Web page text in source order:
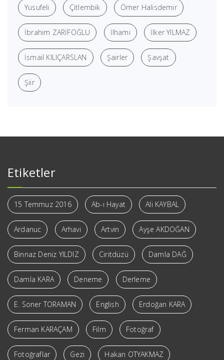
Yusufeli Çitlembik Ömer Halisdemir
İbrahim ZARİFOĞLU İlhami İlker YILMAZ
İsmail KILIÇARSLAN Şairler Şavşat
Şiir
Etiketler
15 Temmuz 2016 Ab-ı Hayat Ali KAYBAL
Ardanuc Arhavi Artvin Ayşe AKDOĞAN
Binnaz Deniz YILDIZ Ciritdüzü Damla DAĞ
Damla KARA Deneme Derleme
E. Soner TORAMAN English Erdoğan KARA
Ferman KARAÇAM Film Fotoğraf
Fotoğraflar Gezi Hakan OTYAKMAZ